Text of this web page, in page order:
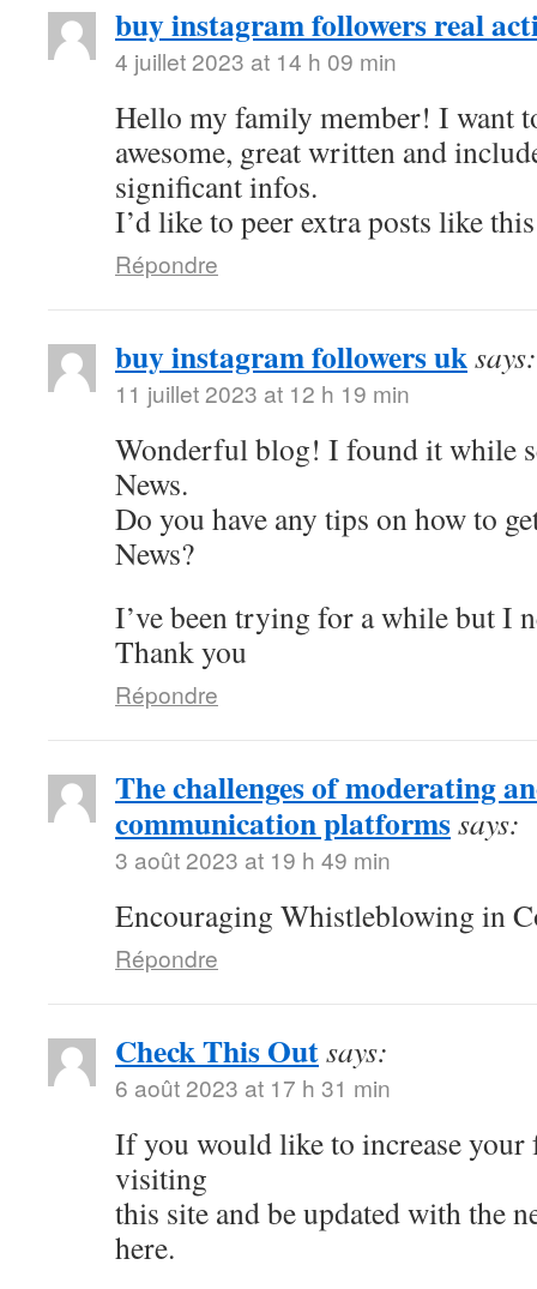
buy instagram followers real
4 juillet 2023 at 14 h 09 min
Hello my family member! I want
awesome, great written and
significant infos.
I’d like to peer extra posts like
Répondre
buy instagram followers uksays:
11 juillet 2023 at 12 h 19 min
Wonderful blog! I found it while
News.
Do you have any tips on how to
News?
I’ve been trying for a while but I
Thank you
Répondre
The challenges of moderating
communication platformssays:
3 août 2023 at 19 h 49 min
Encouraging Whistleblowing in
Répondre
Check This Outsays:
6 août 2023 at 17 h 31 min
If you would like to increase
visiting
this site and be updated with the
here.